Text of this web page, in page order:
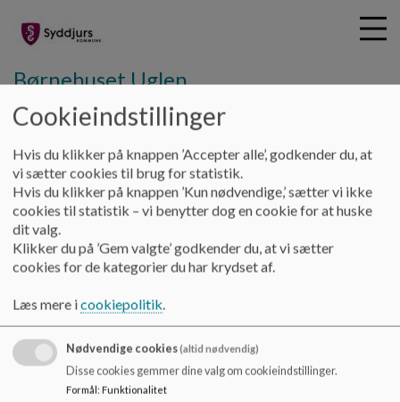
i
Børnehuset Uglen
Forældresamarbejde Velkomstfolder praktisk info
Velkomstfolder praktisk info
Her kan du finde en del nyttige oplysninger.
Dokumenter
Velkommen til Uglen 2025_0.pdf
Cookieindstillinger
Hvis du klikker på knappen ’Accepter alle’, godkender du, at
vi sætter cookies til brug for statistik.
Hvis du klikker på knappen ’Kun nødvendige,’ sætter vi ikke
cookies til statistik – vi benytter dog en cookie for at huske
dit valg.
Klikker du på ’Gem valgte’ godkender du, at vi sætter
cookies for de kategorier du har krydset af.
Læs mere icookiepolitik.
Nødvendige cookies(altid nødvendig)
Disse cookies gemmer dine valg om cookieindstillinger.
Formål: Funktionalitet